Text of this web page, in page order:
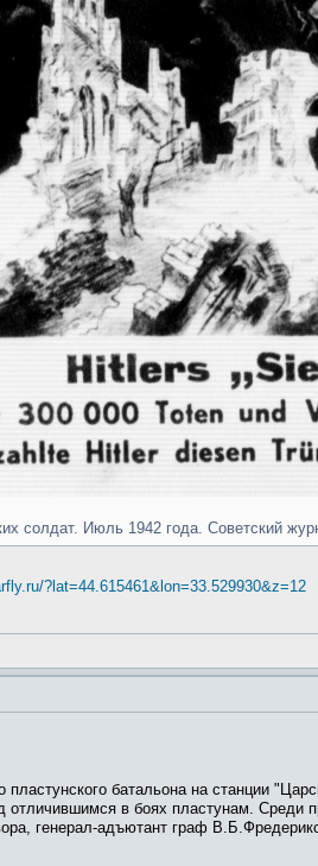
солдат. Июль 1942 года. Советский
?lat=44.615461&lon=33.529930&z=12
батальона на станции
в боях пластунам. Среди
генерал-адъютант граф